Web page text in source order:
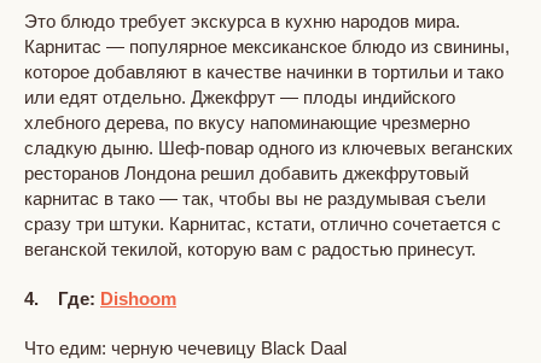
Это блюдо требует экскурса в кухню народов мира.
Карнитас — популярное мексиканское блюдо из свинины,
которое добавляют в качестве начинки в тортильи и тако
или едят отдельно. Джекфрут — плоды индийского
хлебного дерева, по вкусу напоминающие чрезмерно
сладкую дыню. Шеф-повар одного из ключевых веганских
ресторанов Лондона решил добавить джекфрутовый
карнитас в тако — так, чтобы вы не раздумывая съели
сразу три штуки. Карнитас, кстати, отлично сочетается с
веганской текилой, которую вам с радостью принесут.
4. Где: Dishoom
Что едим: черную чечевицу Black Daal